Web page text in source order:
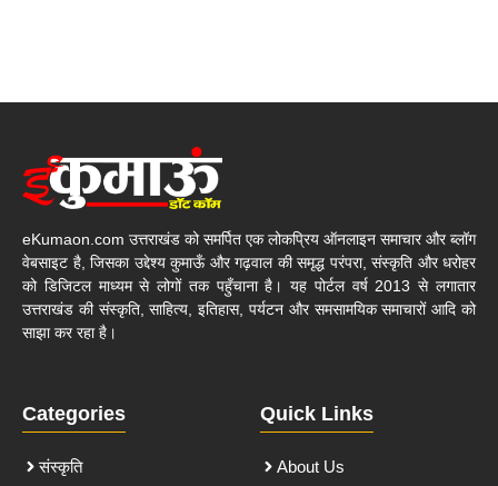
eKumaon.com उत्तराखंड को समर्पित एक लोकप्रिय ऑनलाइन समाचार और ब्लॉग
वेबसाइट है, जिसका उद्देश्य कुमाऊँ और गढ़वाल की समृद्ध परंपरा, संस्कृति और धरोहर
को डिजिटल माध्यम से लोगों तक पहुँचाना है। यह पोर्टल वर्ष 2013 से लगातार
उत्तराखंड की संस्कृति, साहित्य, इतिहास, पर्यटन और समसामयिक समाचारों आदि को
साझा कर रहा है।
Categories
संस्कृति
Quick Links
About Us